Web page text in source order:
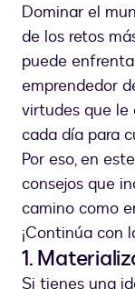
Dominar el
de los retos
puede
emprendedor
virtudes que le
cada día para
Por eso, en
consejos que
camino como
¡Continúa con
1.
Si tienes una